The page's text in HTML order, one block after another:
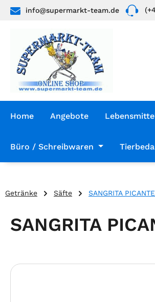
Hauptinhalt springen
Zur Suche springen
Zur Hauptnavigation springen
info@supermarkt-team.de
Home Angebote
Büro / Schreibwaren
Getränke Säfte SANGRITA
SANGRITA
Bildergalerie überspringen